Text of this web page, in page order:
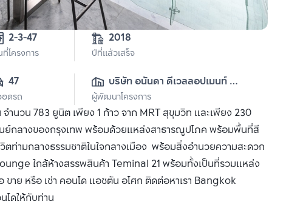
2-3-47
โครงการ
2018
ปีที่แล้วเสร็จ
47
ดรถ
บริษัท อนันดา ดีเวลลอปเมนท์
จำกัด (มหาชน)
ผู้พัฒนาโครงการ
นวน 783 ยูนิต เพียง 1 ก้าว จาก MRT สุขุมวิท และเพียง 230
ย์กลางของกรุงเทพ พร้อมด้วยแหล่งสาธารณูปโภค พร้อมพื้นที่สี
ตท่ามกลางธรรมชาติในใจกลางเมือง พร้อมสิ่งอำนวยความสะดวก
ใกล้ห้างสรรพสินค้า Teminal 21 พร้อมทั้งเป็นที่รวมแหล่ง
าย หรือ เช่า คอนโด แอชตัน อโศก ติดต่อหาเรา Bangkok
โดให้กับท่าน